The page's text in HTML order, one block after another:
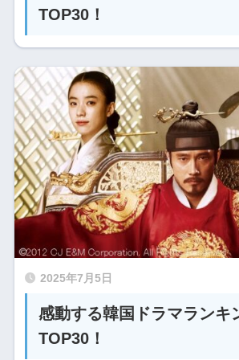
TOP30！
2025年7月5日
感動する韓国ドラマランキ
TOP30！